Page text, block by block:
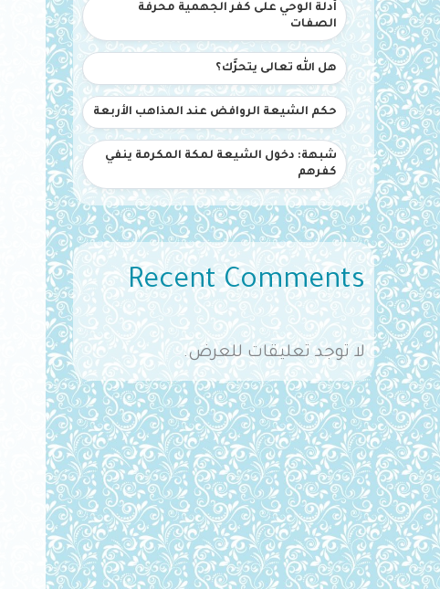
أدلة الوحي على كفر الجهمية محرفة
الصفات
هل الله تعالى يتحرَّك؟
حكم الشيعة الروافض عند المذاهب الأربعة
شبهة: دخول الشيعة لمكة المكرمة ينفي
كفرهم
Recent Comments
لا توجد تعليقات للعرض.